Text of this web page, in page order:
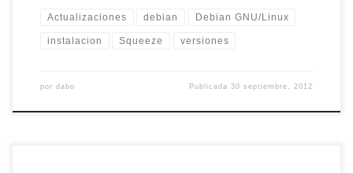
Actualizaciones debian Debian GNU/Linux
instalacion Squeeze versiones
por dabo Publicada30 septiembre, 2012